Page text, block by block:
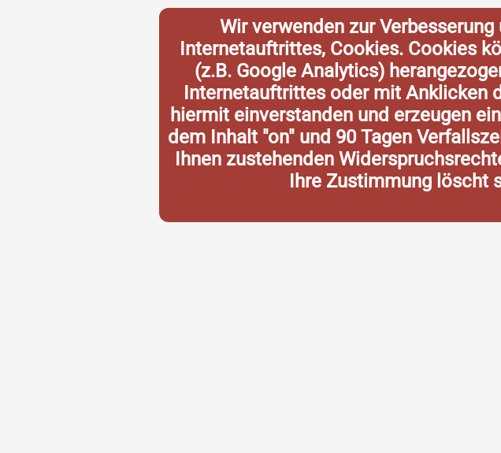
Wir verwenden zur
Internetauftrittes, Cookies. Cookies
(z.B. Google Analytics)
Internetauftrittes oder mit Anklicken
hiermit einverstanden und erzeugen
dem Inhalt "on" und 90 Tagen
Ihnen zustehenden
Ihre Zustimmung löscht